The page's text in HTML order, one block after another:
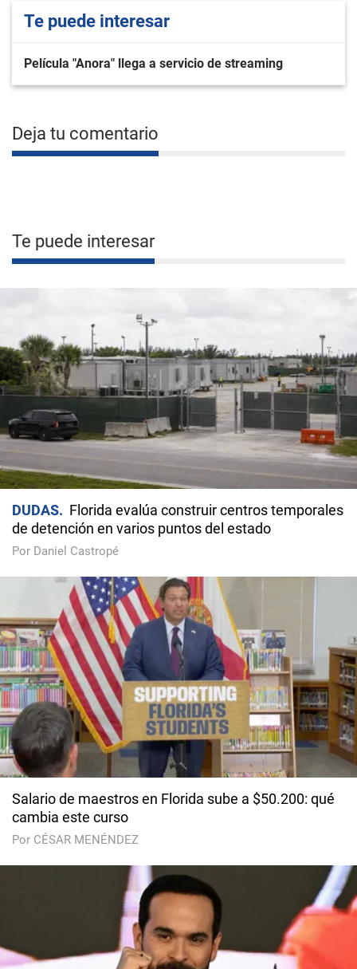
Te puede interesar
Película "Anora" llega a servicio de streaming
Deja tu comentario
Te puede interesar
DUDAS
Florida evalúa construir centros temporales
de detención en varios puntos del estado
Por Daniel Castropé
Salario de maestros en Florida sube a $50.200: qué
cambia este curso
Por CÉSAR MENÉNDEZ